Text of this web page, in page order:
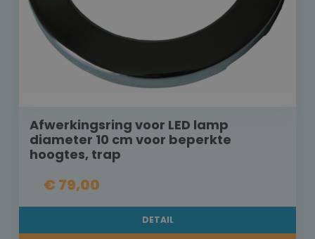
Afwerkingsring voor LED lamp
diameter 10 cm voor beperkte
hoogtes, trap
€ 79,00
DETAIL